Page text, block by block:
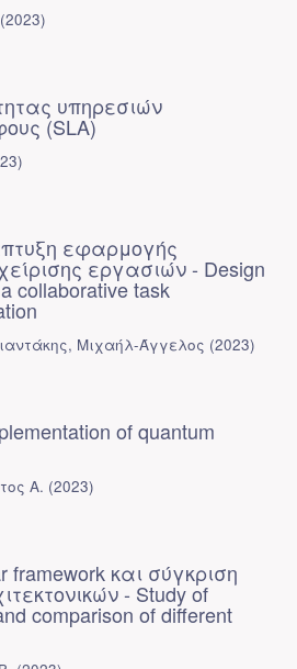
(2023)
υπηρεσιών
(SLA)
)
εφαρμογής
εργασιών - Design
collaborative task
Μιχαήλ-Άγγελος (2023)
of quantum
Α. (2023)
framework και σύγκριση
- Study of
comparison of different